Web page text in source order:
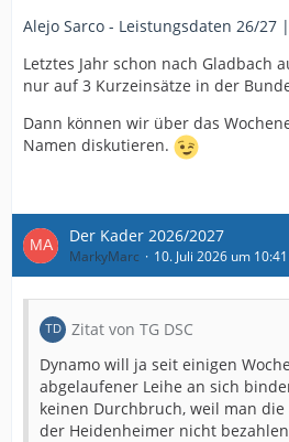
Alejo Sarco - Leistungsdaten 26/27
Letztes Jahr schon nach Gladbach
nur auf 3 Kurzeinsätze in der
Dann können wir über das
Namen diskutieren.
Der Kader 2026/2027
MarkyMarc 10. Juli 2026 um 10:41
Zitat von TG DSC
Dynamo will ja seit einigen
abgelaufener Leihe an sich
keinen Durchbruch, weil man
der Heidenheimer nicht